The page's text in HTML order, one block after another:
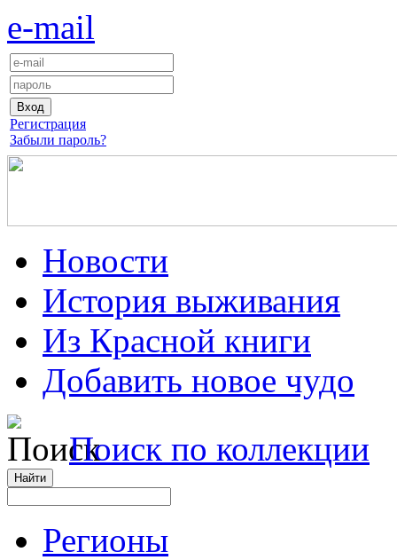
e-mail
Регистрация
Забыли пароль?
Новости
История выживания
Из Красной книги
Добавить новое чудо
Поиск по коллекции
Регионы